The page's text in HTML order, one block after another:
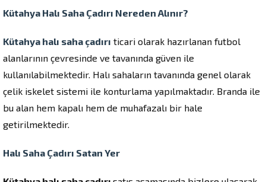
Kütahya Halı Saha Çadırı Nereden Alınır?
Kütahya halı saha çadırı ticari olarak hazırlanan futbol
alanlarının çevresinde ve tavanında güven ile
kullanılabilmektedir. Halı sahaların tavanında genel olarak
çelik iskelet sistemi ile konturlama yapılmaktadır. Branda ile
bu alan hem kapalı hem de muhafazalı bir hale
getirilmektedir.
Halı Saha Çadırı Satan Yer